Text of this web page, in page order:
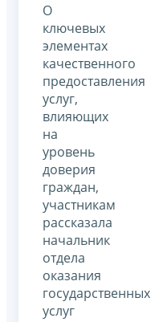
О
ключевых
элементах
качественного
предоставления
услуг,
влияющих
на
уровень
доверия
граждан,
участникам
рассказала
начальник
отдела
оказания
государственных
услуг